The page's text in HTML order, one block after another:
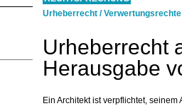
Urheberrecht /
Urheberrecht
Herausgabe
Ein Architekt ist verpflichtet,